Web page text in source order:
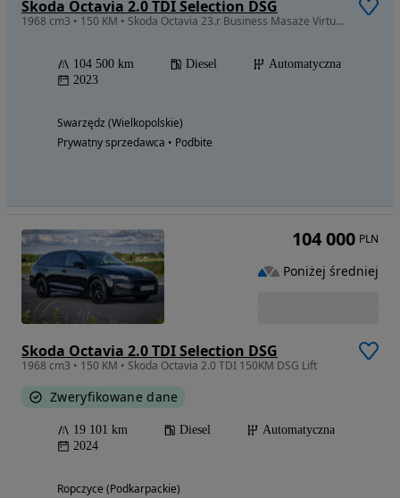
Skoda Octavia 2.0 TDI Selection DSG
1968 cm3 • 150 KM • Skoda Octavia 23.r Business Masaże Virtual Webasto Matrix Skóra Radar
104 500 km Diesel
Automatyczna
2023
Swarzędz (Wielkopolskie)
Prywatny sprzedawca • Podbite
Skoda Octavia 2.0 TDI Selection DSG
1968 cm3 • 150 KM • Skoda Octavia 2.0 TDI 150KM DSG Lift
Zweryfikowane dane
19 101 km Diesel
Automatyczna
2024
Ropczyce (Podkarpackie)
104 000 PLN
Poniżej średniej